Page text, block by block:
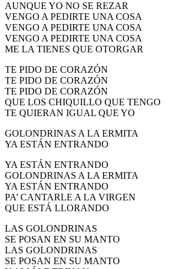
AUNQUE YO NO SE REZAR
VENGO A PEDIRTE UNA COSA
VENGO A PEDIRTE UNA COSA
VENGO A PEDIRTE UNA COSA
ME LA TIENES QUE OTORGAR
TE PIDO DE CORAZÓN
TE PIDO DE CORAZÓN
TE PIDO DE CORAZÓN
QUE LOS CHIQUILLO QUE TENGO
TE QUIERAN IGUAL QUE YO
GOLONDRINAS A LA ERMITA
YA ESTÁN ENTRANDO
YA ESTÁN ENTRANDO
GOLONDRINAS A LA ERMITA
YA ESTÁN ENTRANDO
PA’ CANTARLE A LA VIRGEN
QUE ESTÁ LLORANDO
LAS GOLONDRINAS
SE POSAN EN SU MANTO
LAS GOLONDRINAS
SE POSAN EN SU MANTO
¿Cuándo se construyó la primera ermita?
El traslado cada siete años
¿Cuales son los actos principales que se
Quiero hacer el camino,¿que tengo que
En el Rocío, ¿dónde me alojo?